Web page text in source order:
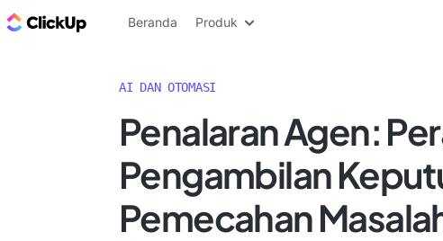
Blog ClickUp
Beranda Produk
AI DAN OTOMASI
Penalaran Agen:
Pengambilan
Pemecahan